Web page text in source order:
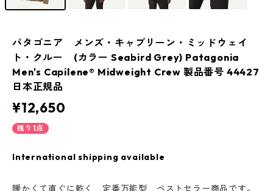
パタゴニア メンズ・キャプリーン・ミッドウェイ
ト・クルー (カラー Seabird Grey) Patagonia
Men's Capilene® Midweight Crew 製品番号 44427
日本正規品
¥12,650
残り1点
International shipping available
暖かくて直ぐに乾く 定番万能型 ベストセラー商品です。